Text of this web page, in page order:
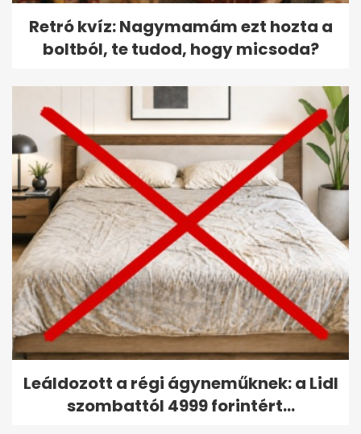
Retró kvíz: Nagymamám ezt hozta a
boltból, te tudod, hogy micsoda?
Leáldozott a régi ágyneműknek: a Lidl
szombattól 4999 forintért...